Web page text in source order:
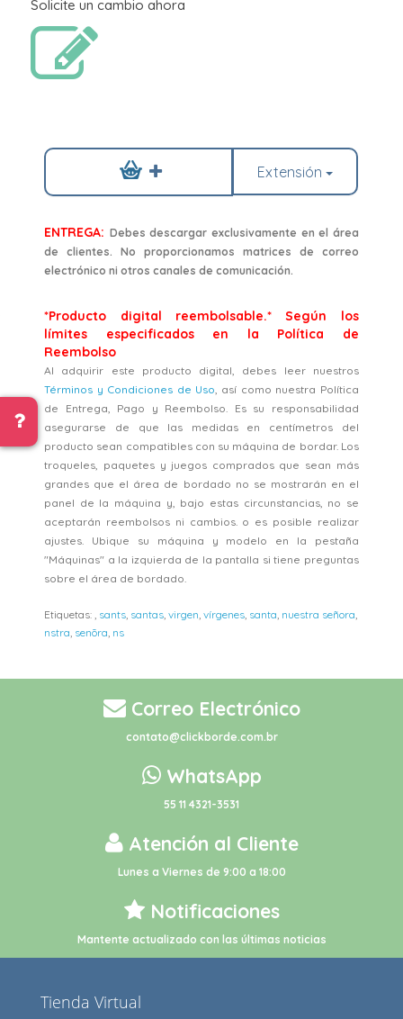
Solicite un cambio ahora
Extensión
ENTREGA: Debes descargar exclusivamente en el área
de clientes. No proporcionamos matrices de correo
electrónico ni otros canales de comunicación.
*Producto digital reembolsable.* Según los
límites especificados en la Política de
Reembolso
Al adquirir este producto digital, debes leer nuestros
Términos y Condiciones de Uso, así como nuestra Política
de Entrega, Pago y Reembolso. Es su responsabilidad
asegurarse de que las medidas en centímetros del
producto sean compatibles con su máquina de bordar. Los
troqueles, paquetes y juegos comprados que sean más
grandes que el área de bordado no se mostrarán en el
panel de la máquina y, bajo estas circunstancias, no se
aceptarán reembolsos ni cambios. o es posible realizar
ajustes. Ubique su máquina y modelo en la pestaña
"Máquinas" a la izquierda de la pantalla si tiene preguntas
sobre el área de bordado.
Etiquetas:, sants, santas,virgen,vírgenes, santa, nuestra señora,
nstra, senõra, ns
Correo Electrónico
contato@clickborde.com.br
WhatsApp
55 11 4321-3531
Atención al Cliente
Lunes a Viernes de 9:00 a 18:00
Notificaciones
Mantente actualizado con las últimas noticias
Tienda Virtual